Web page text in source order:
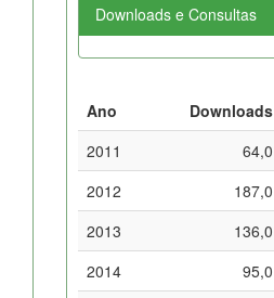
Downloads e Consultas
Ano Downloads
2011
64,0
2012
187,0
2013
136,0
2014
95,0